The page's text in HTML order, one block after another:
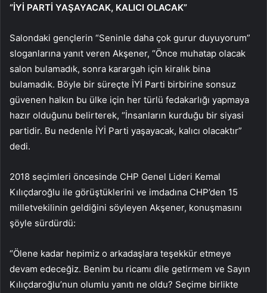
“İYİ PARTİ YAŞAYACAK, KALICI OLACAK”
Salondaki gençlerin “Seninle daha çok gurur duyuyorum”
sloganlarına yanıt veren Akşener, “Önce muhatap olacak
salon bulamadık, sonra karargah için kiralık bina
bulamadık. Böyle bir süreçte İYİ Parti birbirine sonsuz
güvenen halkın bu ülke için her türlü fedakarlığı yapmaya
hazır olduğunu belirterek, “İnsanların kurduğu bir siyasi
partidir. Bu nedenle İYİ Parti yaşayacak, kalıcı olacaktır”
dedi.
2018 seçimleri öncesinde CHP Genel Lideri Kemal
Kılıçdaroğlu ile görüştüklerini ve imdadına CHP’den 15
milletvekilinin geldiğini söyleyen Akşener, konuşmasını
şöyle sürdürdü:
“Ölene kadar hepimiz o arkadaşlara teşekkür etmeye
devam edeceğiz. Benim bu ricamı dile getirmem ve Sayın
Kılıçdaroğlu’nun olumlu yanıtı ne oldu? Seçime birlikte